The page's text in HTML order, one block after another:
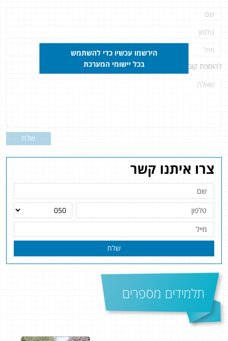
צרו איתנו קשר
שלח
תלמידים מספרים
להוספת קובץ
שלח
הירשמו עכשיו כדי להשתמש
בכל יישומי המערכת